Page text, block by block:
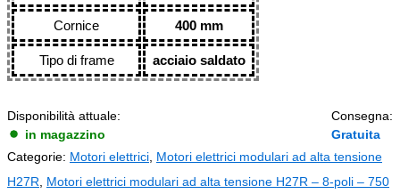
Cornice 400 mm
Tipo di frame acciaio saldato
Disponibilità attuale:
in magazzino
Consegna:
Gratuita
Categorie: Motori elettrici Motori elettrici modulari ad alta tensione
H27R
Motori elettrici modulari ad alta tensione H27R – 8-poli – 750